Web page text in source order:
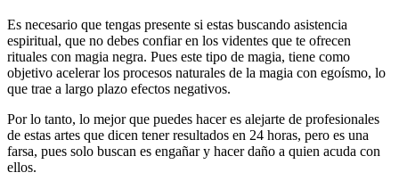
Es necesario que tengas presente si estas buscando asistencia
espiritual, que no debes confiar en los videntes que te ofrecen
rituales con magia negra. Pues este tipo de magia, tiene como
objetivo acelerar los procesos naturales de la magia con egoísmo, lo
que trae a largo plazo efectos negativos.
Por lo tanto, lo mejor que puedes hacer es alejarte de profesionales
de estas artes que dicen tener resultados en 24 horas, pero es una
farsa, pues solo buscan es engañar y hacer daño a quien acuda con
ellos.